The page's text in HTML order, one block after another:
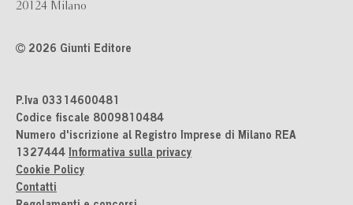
20124 Milano
2026 Giunti Editore
P.Iva 03314600481
Codice fiscale 8009810484
Numero d'iscrizione al Registro Imprese di Milano REA
1327444 Informativa sulla privacy
Cookie Policy
Contatti